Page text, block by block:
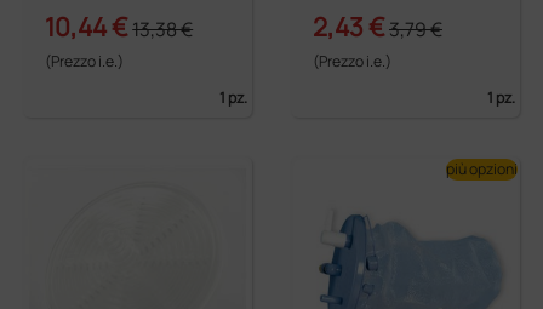
10,44 €13,38 €
(Prezzo i.e.)
1 pz.
2,43 €3,79 €
(Prezzo i.e.)
1 pz.
più opzioni